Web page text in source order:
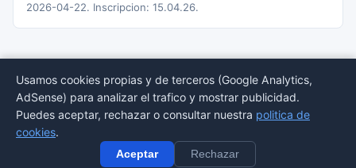
2026-04-22. Inscripcion: 15.04.26.
© 2026 BORMEDirectorio — Datos publicos del Registro Mercantil
Provincias
legal
Usamos cookies propias y de terceros (Google Analytics,
AdSense) para analizar el trafico y mostrar publicidad.
Puedes aceptar, rechazar o consultar nuestra politica de
cookies.
Aceptar Rechazar